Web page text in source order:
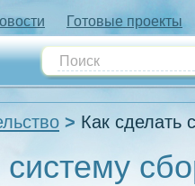
Готовые проекты
Как сделать
систему